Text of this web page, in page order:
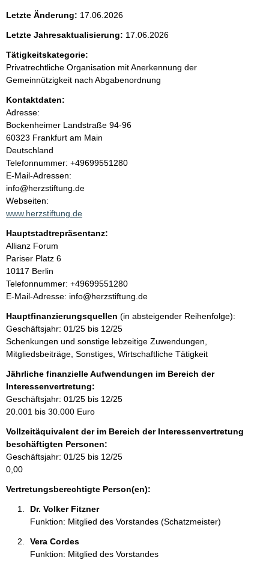
t
e
n
i
n
h
a
l
t
Letzte Änderung: 17.06.2026
Letzte Jahresaktualisierung: 17.06.2026
Tätigkeitskategorie:
Privatrechtliche Organisation mit Anerkennung der
Gemeinnützigkeit nach Abgabenordnung
Kontaktdaten:
Adresse:
Bockenheimer Landstraße 94-96
60323 Frankfurt am Main
Deutschland
K
o
n
t
a
t
i
n
f
o
r
m
a
t
i
n
e
n
:
Telefonnummer: +49699551280
E-Mail-Adressen:
info@herzstiftung.de
Webseiten:
www.herzstiftung.de
Hauptstadtrepräsentanz:
A
d
r
e
s
e
Allianz Forum
Pariser Platz 6
10117 Berlin
K
o
t
a
k
t
n
f
o
m
a
t
i
o
Telefonnummer: +49699551280
E-Mail-Adresse: info@herzstiftung.de
Hauptfinanzierungsquellen (in absteigender Reihenfolge):
Geschäftsjahr: 01/25 bis 12/25
Schenkungen und sonstige lebzeitige Zuwendungen,
Mitgliedsbeiträge, Sonstiges, Wirtschaftliche Tätigkeit
Jährliche finanzielle Aufwendungen im Bereich der
Interessenvertretung:
Geschäftsjahr: 01/25 bis 12/25
20.001 bis 30.000 Euro
Vollzeitäquivalent der im Bereich der Interessenvertretung
beschäftigten Personen:
Geschäftsjahr: 01/25 bis 12/25
0,00
Vertretungsberechtigte Person(en):
Dr. Volker Fitzner
Funktion: Mitglied des Vorstandes (Schatzmeister)
Vera Cordes
Funktion: Mitglied des Vorstandes